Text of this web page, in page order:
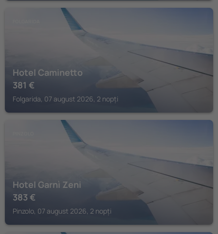
Hotel Caminetto
381 €
Folgarida, 07 august 2026, 2 nopți
Hotel Garnì Zeni
383 €
Pinzolo, 07 august 2026, 2 nopți